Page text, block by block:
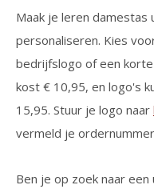
Maak je leren damestas
personaliseren. Kies
bedrijfslogo of een
kost € 10,95, en logo's
15,95. Stuur je logo naar
vermeld je
Ben je op zoek naar een